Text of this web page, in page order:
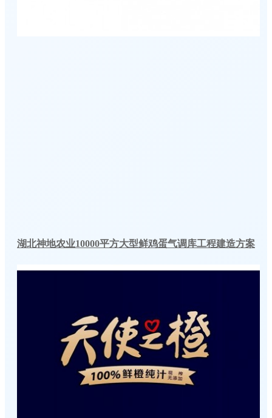
湖北神地农业10000平方大型鲜鸡蛋气调库工程建造方案